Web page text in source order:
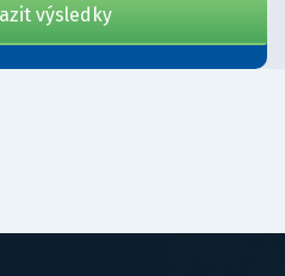
výsledky